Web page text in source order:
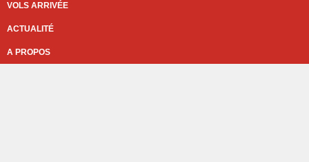
VOLS ARRIVÉE
ACTUALITÉ
A PROPOS